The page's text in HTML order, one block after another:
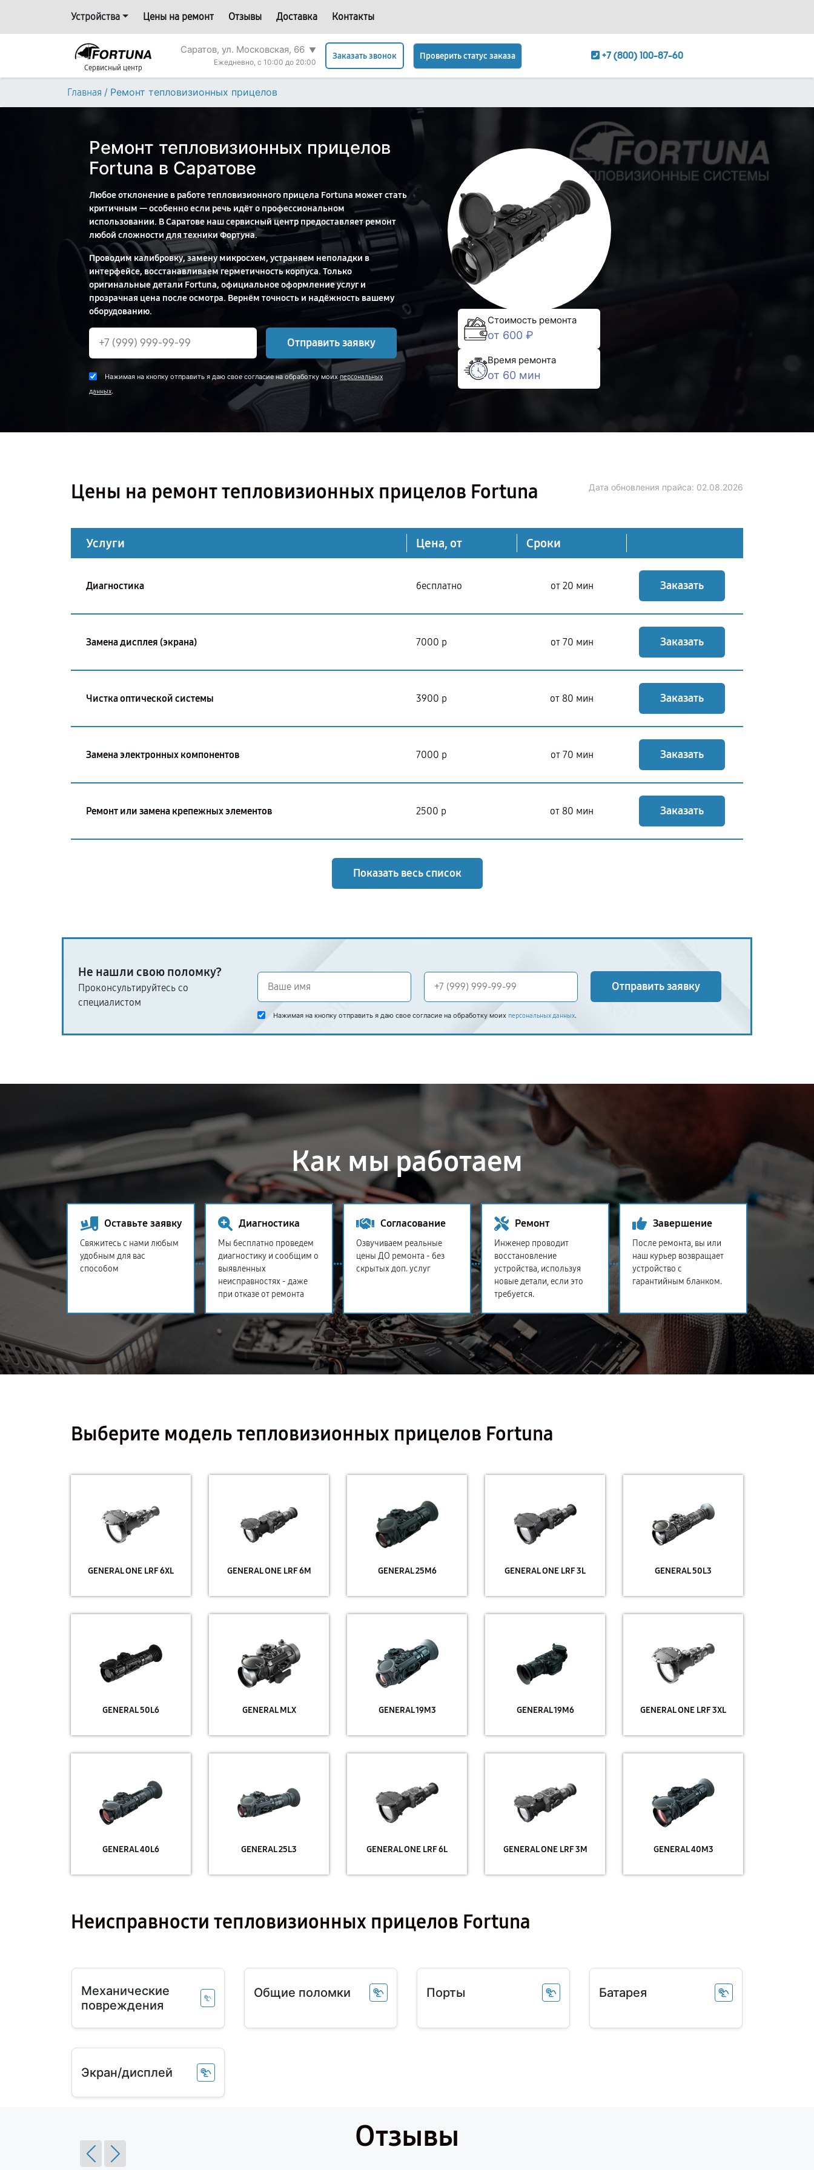
Устройства Цены на ремонт Отзывы Доставка Контакты
Сервисный центр
Саратов, ул. Московская, 66 ▼
Ежедневно, с 10:00 до 20:00
Заказать звонок Проверить статус заказа +7 (800) 100-87-60
Главная / Ремонт тепловизионных прицелов
Ремонт тепловизионных прицелов
Fortuna в Саратове
Любое отклонение в работе тепловизионного прицела Fortuna может стать
критичным — особенно если речь идёт о профессиональном
использовании. В Саратове наш сервисный центр предоставляет ремонт
любой сложности для техники Фортуна.
Проводим калибровку, замену микросхем, устраняем неполадки в
интерфейсе, восстанавливаем герметичность корпуса. Только
оригинальные детали Fortuna, официальное оформление услуг и
прозрачная цена после осмотра. Вернём точность и надёжность вашему
оборудованию.
Отправить заявку
Нажимая на кнопку отправить я даю свое согласие на обработку моихперсональных
данных.
Стоимость ремонта
от 600 ₽
Время ремонта
от 60 мин
Цены на ремонт тепловизионных прицелов Fortuna Дата обновления прайса: 02.08.2026
Услуги Цена, от Сроки
Диагностика бесплатно от 20 мин Заказать
Замена дисплея (экрана) 7000 р от 70 мин Заказать
Чистка оптической системы 3900 р от 80 мин Заказать
Замена электронных компонентов 7000 р от 70 мин Заказать
Ремонт или замена крепежных элементов 2500 р от 80 мин Заказать
Показать весь список
Не нашли свою поломку?
Проконсультируйтесь со
специалистом
Отправить заявку
Нажимая на кнопку отправить я даю свое согласие на обработку моих персональных данных.
Как мы работаем
Оставьте заявку
Свяжитесь с нами любым
удобным для вас
способом
Диагностика
Мы бесплатно проведем
диагностику и сообщим о
выявленных
неисправностях - даже
при отказе от ремонта
Согласование
Озвучиваем реальные
цены ДО ремонта - без
скрытых доп. услуг
Ремонт
Инженер проводит
восстановление
устройства, используя
новые детали, если это
требуется.
Завершение
После ремонта, вы или
наш курьер возвращает
устройство с
гарантийным бланком.
Выберите модель тепловизионных прицелов Fortuna
GENERAL ONE LRF 6XL GENERAL ONE LRF 6M GENERAL 25M6 GENERAL ONE LRF 3L GENERAL 50L3
GENERAL 50L6 GENERAL MLX GENERAL 19M3 GENERAL 19M6 GENERAL ONE LRF 3XL
GENERAL 40L6 GENERAL 25L3 GENERAL ONE LRF 6L GENERAL ONE LRF 3M GENERAL 40M3
Неисправности тепловизионных прицелов Fortuna
Механические
повреждения
Общие поломки Порты Батарея
Экран/дисплей
Отзывы